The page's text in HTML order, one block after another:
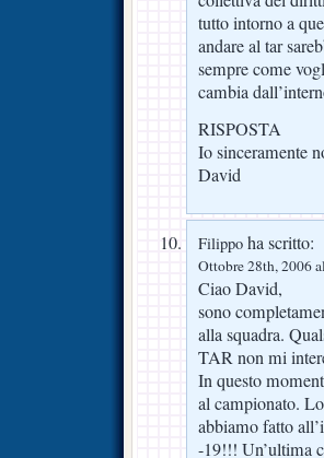
tutto intorno a
andare al tar
sempre come
cambia
RISPOSTA
Io sinceramente
David
Filippo ha scritto:
Ottobre 28th, 2006
Ciao David,
sono
alla squadra.
TAR non mi
In questo
al campionato.
abbiamo fatto
-19!!!